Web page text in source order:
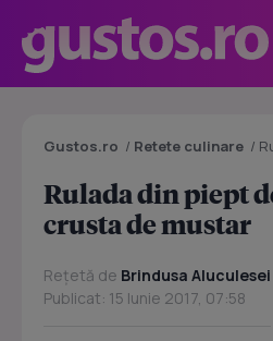
Gustos.ro / Retete culinare /
Rulada din piept
crusta de mustar
Rețetă de Brindusa Aluculesei
Publicat: 15 Iunie 2017, 07:58